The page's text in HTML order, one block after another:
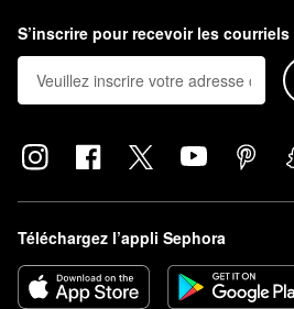
S’inscrire pour recevoir les
Téléchargez l’appli Sephora